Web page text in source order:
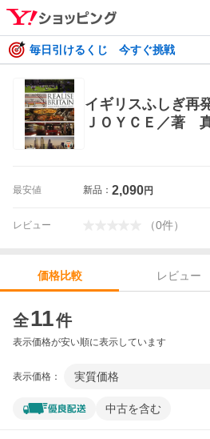
毎日引けるくじ 今すぐ挑戦
イギリスふしぎ再
ＪＯＹＣＥ／著
最安値 新品： 2,090円
レビュー （0件）
価格比較 レビュー
全11件
表示価格が安い順に表示しています
表示価格： 実質価格
中古を含む